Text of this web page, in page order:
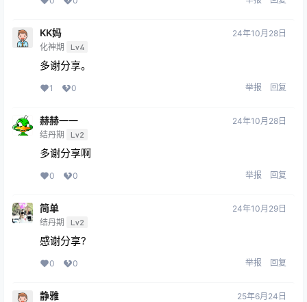
KK妈
化神期 Lv4
24年10月28日
多谢分享。
1 0 举报 回复
赫赫一一
结丹期 Lv2
24年10月28日
多谢分享啊
0 0 举报 回复
简单
结丹期 Lv2
24年10月29日
感谢分享?
0 0 举报 回复
静雅 25年6月24日